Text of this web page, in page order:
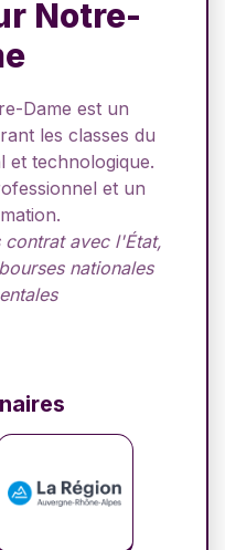
Notre-
Dame est un
les classes du
et technologique.
et un
contrat avec l'État,
nationales